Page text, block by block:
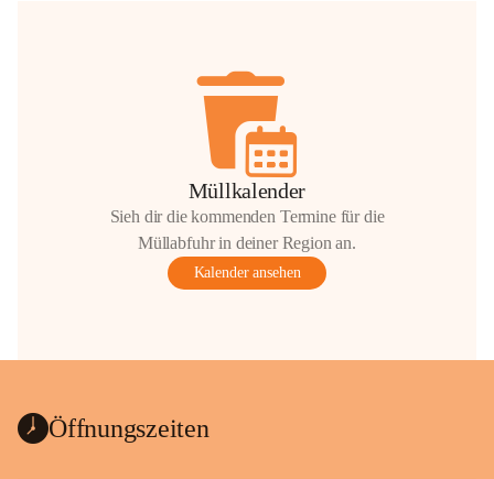
Müllkalender
Sieh dir die kommenden Termine für die
Müllabfuhr in deiner Region an.
Kalender ansehen
Öffnungszeiten